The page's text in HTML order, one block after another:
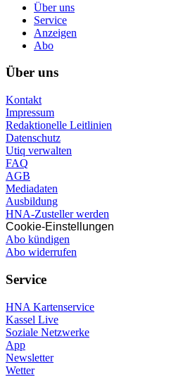
Über uns
Service
Anzeigen
Abo
Über uns
Kontakt
Impressum
Redaktionelle Leitlinien
Datenschutz
Utiq verwalten
FAQ
AGB
Mediadaten
Ausbildung
HNA-Zusteller werden
Cookie-Einstellungen
Abo kündigen
Abo widerrufen
Service
HNA Kartenservice
Kassel Live
Soziale Netzwerke
App
Newsletter
Wetter